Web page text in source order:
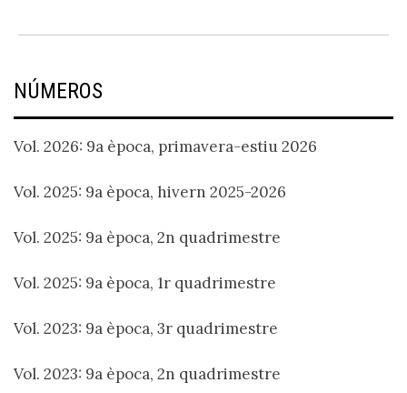
NÚMEROS
Vol. 2026: 9a època, primavera-estiu 2026
Vol. 2025: 9a època, hivern 2025-2026
Vol. 2025: 9a època, 2n quadrimestre
Vol. 2025: 9a època, 1r quadrimestre
Vol. 2023: 9a època, 3r quadrimestre
Vol. 2023: 9a època, 2n quadrimestre